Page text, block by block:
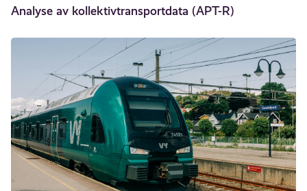
Analyse av kollektivtransportdata (APT-R)